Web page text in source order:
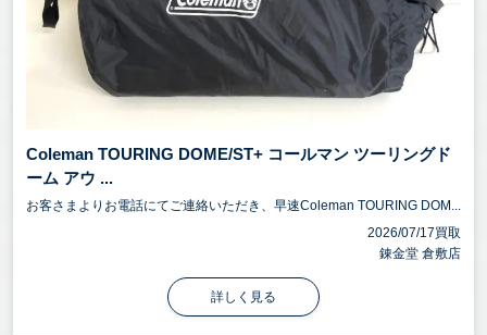
Coleman TOURING DOME/ST+ コールマン ツーリングド
ーム アウ ...
お客さまよりお電話にてご連絡いただき、早速Coleman TOURING DOM...
2026/07/17買取
錬金堂 倉敷店
詳しく見る